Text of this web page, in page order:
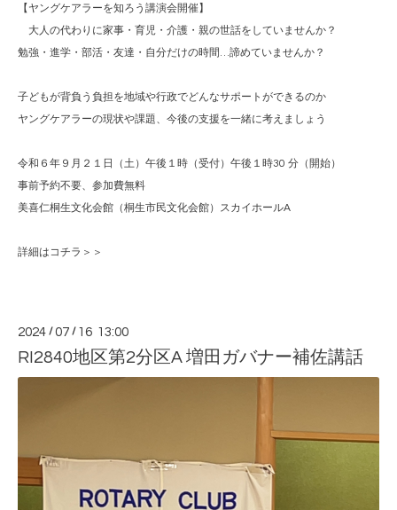
【ヤングケアラーを知ろう講演会開催】
大人の代わりに家事・育児・介護・親の世話をしていませんか？
勉強・進学・部活・友達・自分だけの時間…諦めていませんか？
子どもが背負う負担を地域や行政でどんなサポートができるのか
ヤングケアラーの現状や課題、今後の支援を一緒に考えましょう
令和６年９月２１日（土）午後１時（受付）午後１時30 分（開始）
事前予約不要、参加費無料
美喜仁桐生文化会館（桐生市民文化会館）スカイホールA
詳細はコチラ＞＞
2024 /07 / 16 13:00
RI2840地区第2分区A 増田ガバナー補佐講話